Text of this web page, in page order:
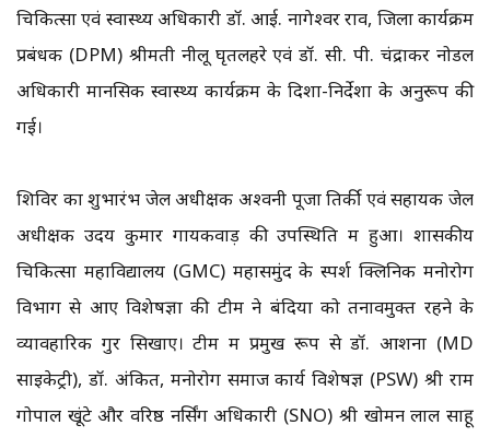
चिकित्सा एवं स्वास्थ्य अधिकारी डॉ. आई. नागेश्वर राव, जिला कार्यक्रम
प्रबंधक (DPM) श्रीमती नीलू घृतलहरे एवं डॉ. सी. पी. चंद्राकर नोडल
अधिकारी मानसिक स्वास्थ्य कार्यक्रम के दिशा-निर्देशों के अनुरूप की
गई।
शिविर का शुभारंभ जेल अधीक्षक अश्वनी पूजा तिर्की एवं सहायक जेल
अधीक्षक उदय कुमार गायकवाड़ की उपस्थिति में हुआ। शासकीय
चिकित्सा महाविद्यालय (GMC) महासमुंद के स्पर्श क्लिनिक मनोरोग
विभाग से आए विशेषज्ञों की टीम ने बंदियों को तनावमुक्त रहने के
व्यावहारिक गुर सिखाए। टीम में प्रमुख रूप से डॉ. आशना (MD
साइकेट्री), डॉ. अंकित, मनोरोग समाज कार्य विशेषज्ञ (PSW) श्री राम
गोपाल खूंटे और वरिष्ठ नर्सिंग अधिकारी (SNO) श्री खोमन लाल साहू